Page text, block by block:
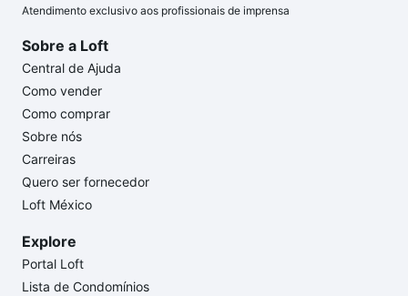
Atendimento exclusivo aos profissionais de imprensa
Sobre a Loft
Central de Ajuda
Como vender
Como comprar
Sobre nós
Carreiras
Quero ser fornecedor
Loft México
Explore
Portal Loft
Lista de Condomínios